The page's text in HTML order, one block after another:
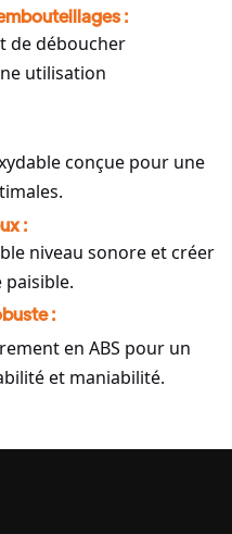
:
de déboucher
utilisation
conçue pour une
:
niveau sonore et créer
:
en ABS pour un
et maniabilité.